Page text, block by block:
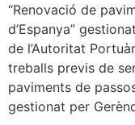
“Renovació de
d’Espanya”
de l’Autoritat
treballs previs de
paviments de
gestionat per